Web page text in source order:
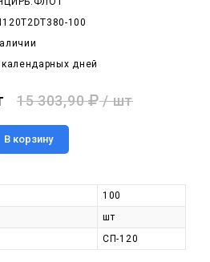
100
календарных дней
15 303,90 / шт
В корзину
100
шт
СП-120